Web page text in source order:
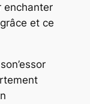
enchanter
et ce